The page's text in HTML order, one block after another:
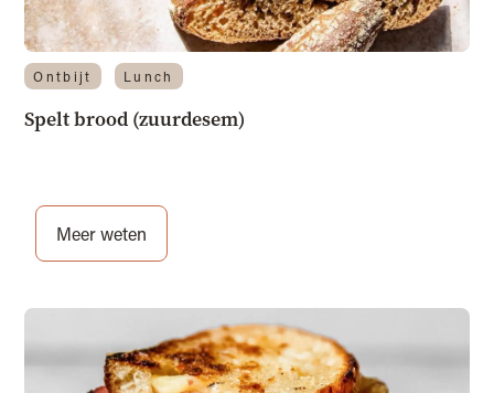
Ontbijt Lunch
Spelt brood (zuurdesem)
Meer weten